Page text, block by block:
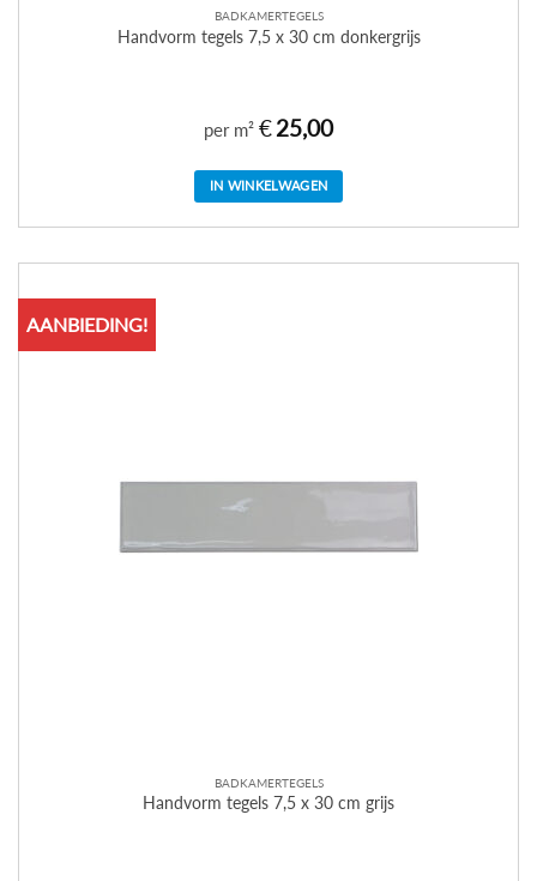
BADKAMERTEGELS
Handvorm tegels 7,5 x 30 cm donkergrijs
per m² €25,00
IN WINKELWAGEN
AANBIEDING!
BADKAMERTEGELS
Handvorm tegels 7,5 x 30 cm grijs